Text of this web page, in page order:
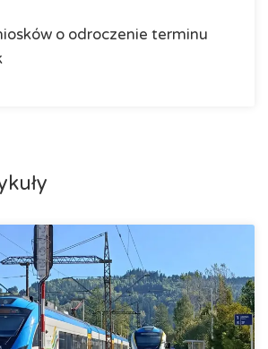
o odroczenie terminu